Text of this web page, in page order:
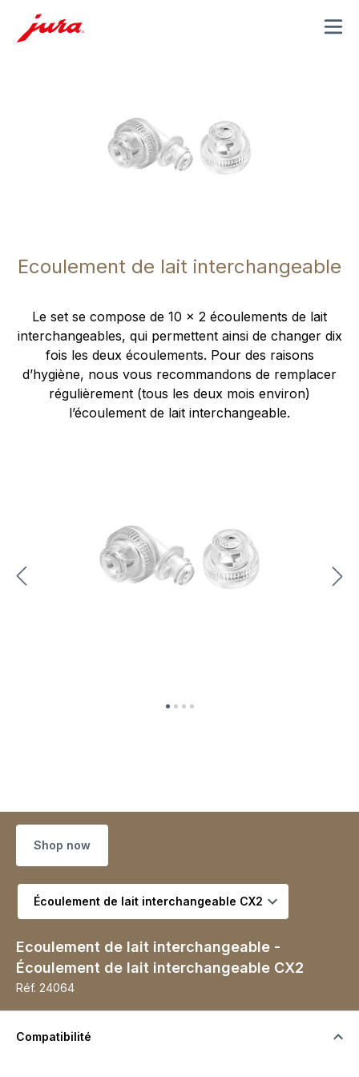
MENU
Ecoulement de lait interchangeable
Le set se compose de 10 x 2 écoulements de lait
interchangeables, qui permettent ainsi de changer dix
fois les deux écoulements. Pour des raisons
d’hygiène, nous vous recommandons de remplacer
régulièrement (tous les deux mois environ)
l’écoulement de lait interchangeable.
Shop now
Choisir la variante
Ecoulement de lait interchangeable -
Écoulement de lait interchangeable CX2
Réf. 24064
Compatibilité